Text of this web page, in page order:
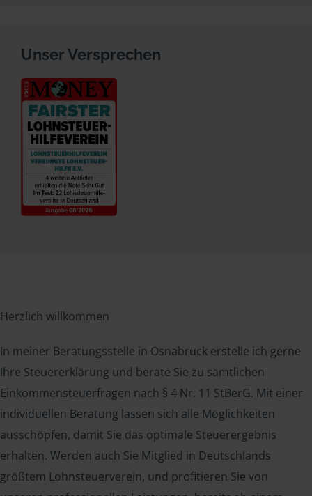
Unser Versprechen
Herzlich willkommen
In meiner Beratungsstelle in Osnabrück erstelle ich gerne
Ihre Steuererklärung und berate Sie zu sämtlichen
Einkommensteuerfragen nach § 4 Nr. 11 StBerG. Mit einer
individuellen Beratung lassen sich alle Möglichkeiten
ausschöpfen, damit Sie das optimale Steuerergebnis
erhalten. Werden auch Sie Mitglied in Deutschlands
größtem Lohnsteuerverein, und profitieren Sie von